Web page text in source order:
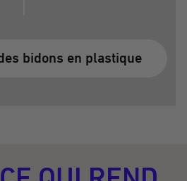
bidons en plastique